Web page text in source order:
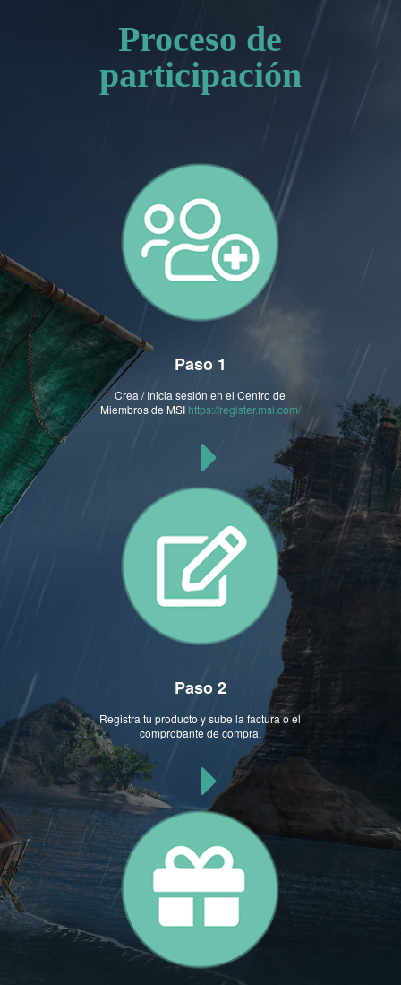
Proceso de
participación
Paso 1
Crea / Inicia sesión en el Centro de
Miembros de MSI https://register.msi.com/
Paso 2
Registra tu producto y sube la factura o el
comprobante de compra.